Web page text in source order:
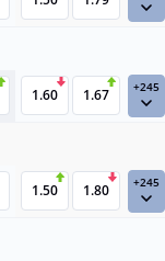
1.60 1.67 +245
1.50 1.80 +245